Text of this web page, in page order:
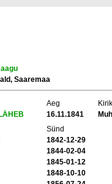
Saaremaa
Aeg Kirik
16.11.1841
Sünd
1842-12-29
1844-02-04
1845-01-12
1848-10-10